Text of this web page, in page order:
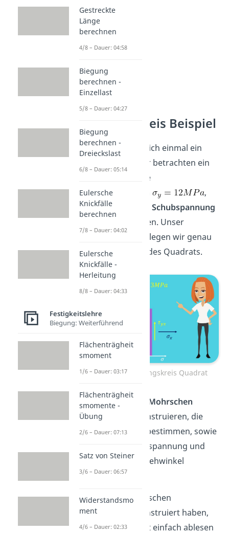
Mohrscher
Spannungskreis Beispiel
Schauen wir uns gleich einmal ein
Beispiel dazu an. Wir betrachten ein
Quadrat, an dem die
Normalspannungen
,
Schubspannung
anliegen. Unser
Koordinatensystem legen wir genau
entlang der Kanten des Quadrats.
Mohrscher Spannungskreis Quadrat
Wir wollen nun den
Mohrschen
Spannungskreis
konstruieren, die
Hauptspannungen bestimmen, sowie
die maximale Schubspannung und
den zugehörigen Drehwinkel
herausfinden.
Wenn wir den Mohrschen
Spannungskreis konstruiert haben,
können wir den Rest einfach ablesen
Gestreckte
Länge
berechnen
4/8 – Dauer: 04:58
Biegung
berechnen -
Einzellast
5/8 – Dauer: 04:27
Biegung
berechnen -
Dreieckslast
6/8 – Dauer: 05:14
Eulersche
Knickfälle
berechnen
7/8 – Dauer: 04:02
Eulersche
Knickfälle -
Herleitung
8/8 – Dauer: 04:33
Festigkeitslehre
Biegung: Weiterführend
Flächenträgheit
smoment
1/6 – Dauer: 03:17
Flächenträgheit
smomente -
Übung
2/6 – Dauer: 07:13
Satz von Steiner
3/6 – Dauer: 06:57
Widerstandsmo
ment
4/6 – Dauer: 02:33